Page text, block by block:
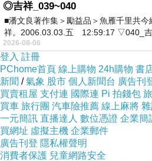
◎吉祥_039~040
■潘文良著作集＞勵益品＞魚雁千里共
祥。2006.03.03.五 12:59:17 ▽040_
2026-08-06
登入 註冊
PChome首頁 線上購物 24h購物 書
新聞 /氣象 股市 個人新聞台 廣告刊
買賣租屋 支付連 國際連 Pi 拍錢包
買車 旅行團 汽車險推薦 線上麻將
一元簡訊 直播達人 數位憑證 企業簡
買網址 虛擬主機 企業郵件
廣告刊登 隱私權聲明
消費者保護 兒童網路安全